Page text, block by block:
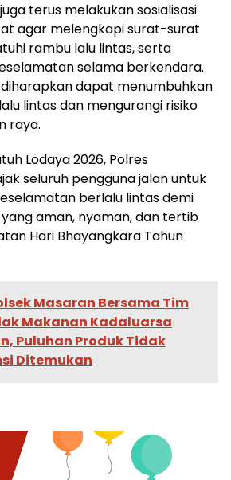
terus melakukan sosialisasi
agar melengkapi surat-surat
rambu lalu lintas, serta
selama berkendara.
dapat menumbuhkan
lintas dan mengurangi risiko
raya.
Lodaya 2026, Polres
seluruh pengguna jalan untuk
berlalu lintas demi
aman, nyaman, dan tertib
Hari Bhayangkara Tahun
Masaran Bersama Tim
Makanan Kadaluarsa
Puluhan Produk Tidak
Ditemukan